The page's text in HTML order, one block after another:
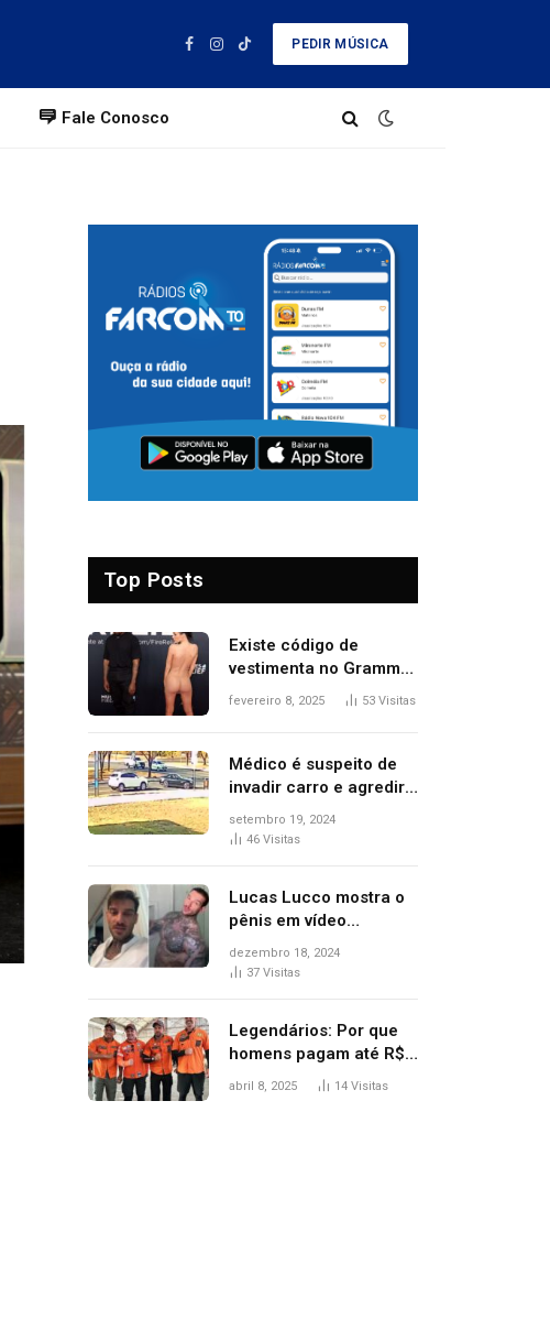
Facebook
Instagram
TikTok
PEDIR MÚSICA
Fale Conosco
Top Posts
Existe código de
vestimenta no Grammy?
Questionamento surgiu
aparecer nua na
premiação
fevereiro 8, 2025 53 Visitas
Médico é suspeito de
invadir carro e agredir
delegado aposentado
durante confusão no
setembro 19, 2024
46 Visitas
Lucas Lucco mostra o
pênis em vídeo
tomando banho, apaga
post e diz ‘foi mal’
dezembro 18, 2024
37 Visitas
Legendários: Por que
homens pagam até R$
81 mil para subir
abril 8, 2025 14 Visitas